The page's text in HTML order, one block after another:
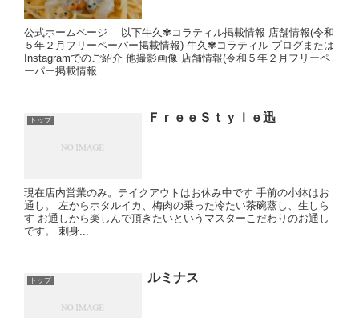
公式ホームページ 以下牛久✾コラティル掲載情報 店舗情報(令和
５年２月フリーペーパー掲載情報) 牛久✾コラティル ブログまたは
Instagramでのご紹介 他撮影画像 店舗情報(令和５年２月フリーペ
ーパー掲載情報...
トップ ＦｒｅｅＳｔｙｌｅ迅
現在店内営業のみ。テイクアウトはお休み中です 手前の小鉢はお
通し。 左からホタルイカ、梅肉の乗った冷たい茶碗蒸し、生しら
す お通しから楽しんで頂きたいというマスターこだわりのお通し
です。 刺身...
トップ ルミナス